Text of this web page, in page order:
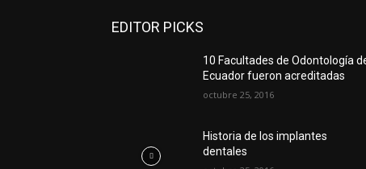
EDITOR PICKS
10 Facultades de Odontología
Ecuador fueron acreditadas
octubre 25, 2016
Historia de los implantes
dentales